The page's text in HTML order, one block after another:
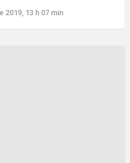
2019, 13 h 07 min